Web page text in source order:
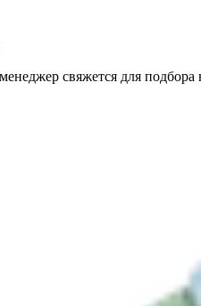
свяжется для подбора